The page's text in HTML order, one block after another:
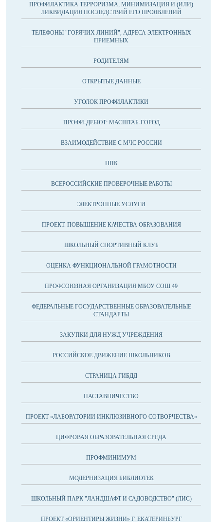
ПРОФИЛАКТИКА ТЕРРОРИЗМА, МИНИМИЗАЦИЯ И (ИЛИ)
ЛИКВИДАЦИЯ ПОСЛЕДСТВИЙ ЕГО ПРОЯВЛЕНИЙ
ТЕЛЕФОНЫ "ГОРЯЧИХ ЛИНИЙ", АДРЕСА ЭЛЕКТРОННЫХ
ПРИЕМНЫХ
РОДИТЕЛЯМ
ОТКРЫТЫЕ ДАННЫЕ
УГОЛОК ПРОФИЛАКТИКИ
ПРОФИ-ДЕБЮТ: МАСШТАБ-ГОРОД
ВЗАИМОДЕЙСТВИЕ С МЧС РОССИИ
НПК
ВСЕРОССИЙСКИЕ ПРОВЕРОЧНЫЕ РАБОТЫ
ЭЛЕКТРОННЫЕ УСЛУГИ
ПРОЕКТ. ПОВЫШЕНИЕ КАЧЕСТВА ОБРАЗОВАНИЯ
ШКОЛЬНЫЙ СПОРТИВНЫЙ КЛУБ
ОЦЕНКА ФУНКЦИОНАЛЬНОЙ ГРАМОТНОСТИ
ПРОФСОЮЗНАЯ ОРГАНИЗАЦИЯ МБОУ СОШ 49
ФЕДЕРАЛЬНЫЕ ГОСУДАРСТВЕННЫЕ ОБРАЗОВАТЕЛЬНЫЕ
СТАНДАРТЫ
ЗАКУПКИ ДЛЯ НУЖД УЧРЕЖДЕНИЯ
РОССИЙСКОЕ ДВИЖЕНИЕ ШКОЛЬНИКОВ
СТРАНИЦА ГИБДД
НАСТАВНИЧЕСТВО
ПРОЕКТ «ЛАБОРАТОРИИ ИНКЛЮЗИВНОГО СОТВОРЧЕСТВА»
ЦИФРОВАЯ ОБРАЗОВАТЕЛЬНАЯ СРЕДА
ПРОФМИНИМУМ
МОДЕРНИЗАЦИЯ БИБЛИОТЕК
ШКОЛЬНЫЙ ПАРК "ЛАНДШАФТ И САДОВОДСТВО" (ЛИС)
ПРОЕКТ «ОРИЕНТИРЫ ЖИЗНИ» Г. ЕКАТЕРИНБУРГ